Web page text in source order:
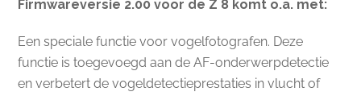
Firmwareversie 2.00 voor de Z 8 komt o.a. met:
Een speciale functie voor vogelfotografen. Deze
functie is toegevoegd aan de AF-onderwerpdetectie
en verbetert de vogeldetectieprestaties in vlucht of